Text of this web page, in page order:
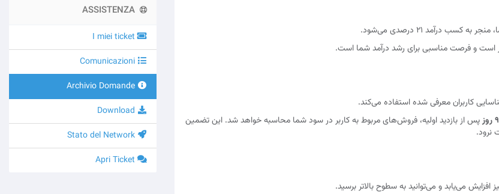
درآمد ۲۱ درصدی می‌شود.
است و فرصت مناسبی برای رشد درآمد شما است.
کاربران معرفی شده استفاده می‌کند.
پس از بازدید اولیه، فروش‌های مربوط به کاربر در سود شما محاسبه خواهد شد. این تضمین
نرود.
می‌یابد و می‌توانید به سطوح بالاتر برسید.
I miei ticket
Comunicazioni
Archivio Domande
Stato del Network